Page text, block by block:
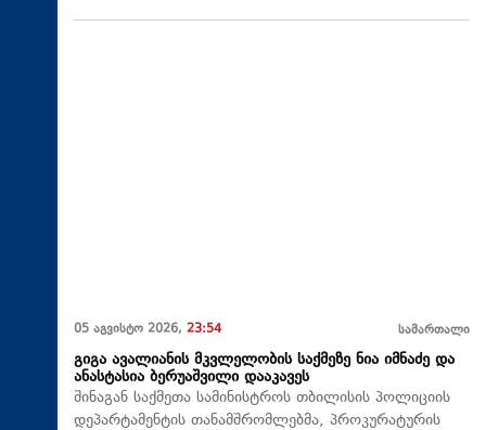
05 აგვისტო 2026, 23:54 სამართალი
გიგა ავალიანის მკვლელობის საქმეზე ნია იმნაძე და
ანასტასია ბერუაშვილი დააკავეს
შინაგან საქმეთა სამინისტროს თბილისის პოლიციის
დეპარტამენტის თანამშრომლებმა, პროკურატურის